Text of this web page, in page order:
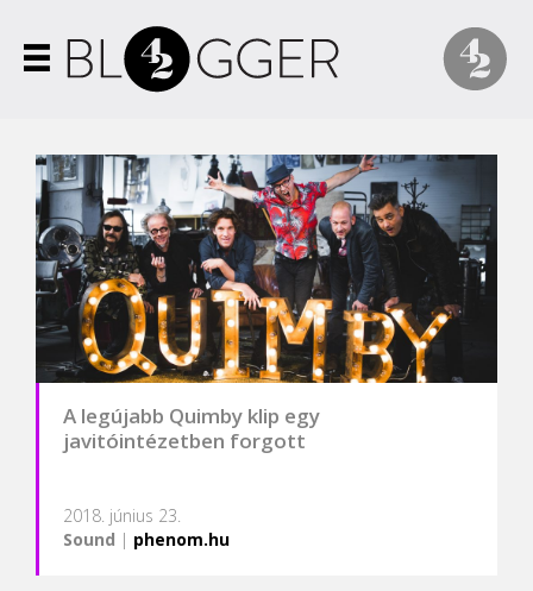
A legújabb Quimby klip egy
javitóintézetben forgott
2018. június 23.
Sound | phenom.hu